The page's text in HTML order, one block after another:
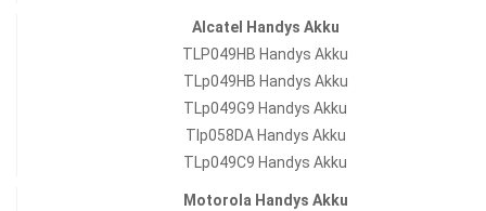
Alcatel Handys Akku
TLP049HB Handys Akku
TLp049HB Handys Akku
TLp049G9 Handys Akku
Tlp058DA Handys Akku
TLp049C9 Handys Akku
Motorola Handys Akku